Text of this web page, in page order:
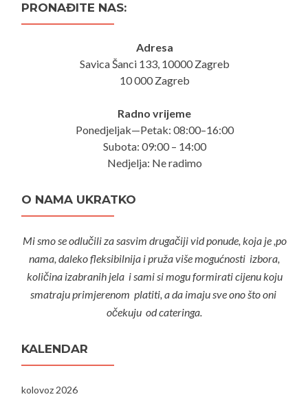
PRONAĐITE NAS:
Adresa
Savica Šanci 133, 10000 Zagreb
10 000 Zagreb
Radno vrijeme
Ponedjeljak—Petak: 08:00–16:00
Subota: 09:00 – 14:00
Nedjelja: Ne radimo
O NAMA UKRATKO
Mi smo se odlučili za sasvim drugačiji vid ponude, koja je ,po
nama, daleko fleksibilnija i pruža više mogućnosti izbora,
količina izabranih jela i sami si mogu formirati cijenu koju
smatraju primjerenom platiti, a da imaju sve ono što oni
očekuju od cateringa.
KALENDAR
kolovoz 2026